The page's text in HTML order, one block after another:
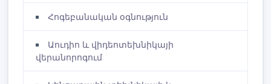
Հոգեբանական օգնություն
Աուդիո և վիդեոտեխնիկայի
վերանորոգում